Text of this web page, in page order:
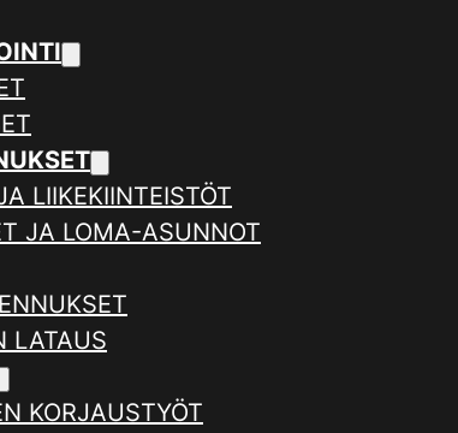
LIIKEKIINTEISTÖT
JA LOMA-ASUNNOT
LATAUS
KORJAUSTYÖT